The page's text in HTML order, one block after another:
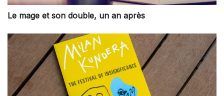
Le mage et son double, un an après